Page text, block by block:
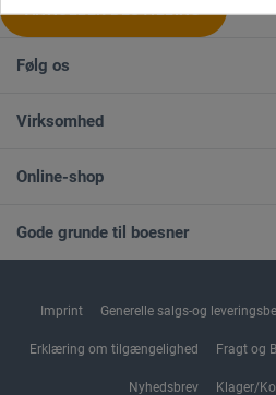
ANNULLER BESTILLING
Følg os
Virksomhed
Online-shop
Gode grunde til boesner
Imprint Generelle salgs-og
Erklæring om tilgængelighed Fragt og
Nyhedsbrev Klager/